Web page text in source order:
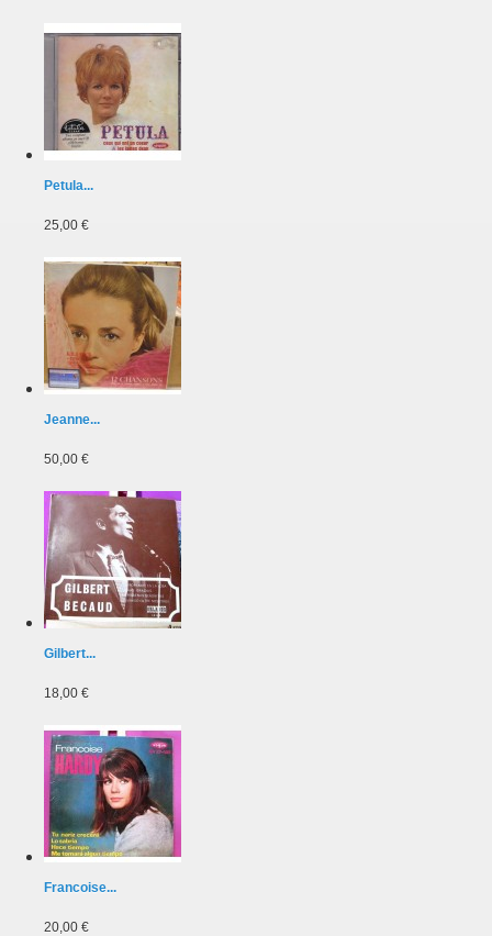
Petula...
25,00 €
Jeanne...
50,00 €
Gilbert...
18,00 €
Francoise...
20,00 €